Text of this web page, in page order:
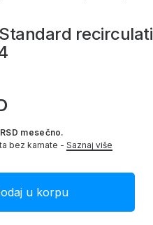
mesečno.
bez kamate - Saznaj više